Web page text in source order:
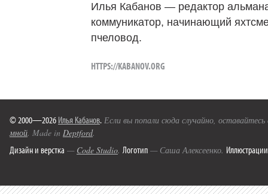
Илья Кабанов — редактор
коммуникатор, начинающий
пчеловод.
HTTPS://KABANOV.ORG
© 2000—2026 Илья Кабанов. Если вы попали сюда случайно,
мной. Made in Deptford.
Дизайн и верстка — Code Studio. Логотип — Саша Алексеенко. Иллюстрации